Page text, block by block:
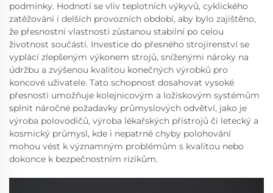
podmínky. Hodnotí se vliv teplotních výkyvů, cyklického
zatěžování i delších provozních období, aby bylo zajištěno,
že přesnostní vlastnosti zůstanou stabilní po celou
životnost součástí. Investice do přesného strojírenství se
vyplácí zlepšeným výkonem strojů, sníženými nároky na
údržbu a zvýšenou kvalitou konečných výrobků pro
koncové uživatele. Tato schopnost dosahovat vysoké
přesnosti umožňuje kolejnicovým a ložiskovým systémům
splnit náročné požadavky průmyslových odvětví, jako je
výroba polovodičů, výroba lékařských přístrojů či letecký a
kosmický průmysl, kde i nepatrné chyby polohování
mohou vést k významným problémům s kvalitou nebo
dokonce k bezpečnostním rizikům.